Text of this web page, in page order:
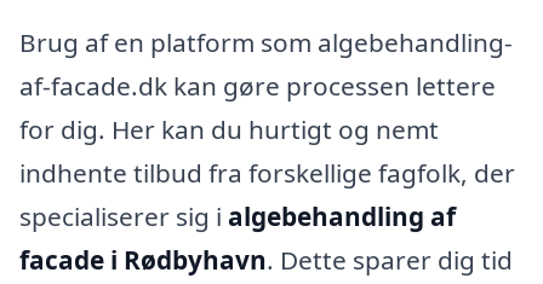
Brug af en platform som algebehandling-
af-facade.dk kan gøre processen lettere
for dig. Her kan du hurtigt og nemt
indhente tilbud fra forskellige fagfolk, der
specialiserer sig i algebehandling af
facade i Rødbyhavn. Dette sparer dig tid